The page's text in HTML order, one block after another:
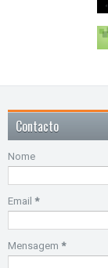
Contacto
Nome
Email *
Mensagem *